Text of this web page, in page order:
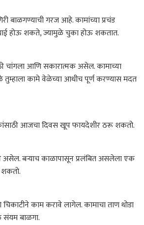
बाळगण्याची गरज आहे. कामांच्या प्रचंड
होऊ शकते, ज्यामुळे चुका होऊ शकतात.
चांगला आणि सकारात्मक असेल. कामाच्या
तुम्हाला कामे वेळेच्या आधीच पूर्ण करण्यास मदत
आजचा दिवस खूप फायदेशीर ठरू शकतो.
बऱ्याच काळापासून प्रलंबित असलेला एक
काम करावे लागेल. कामाचा ताण थोडा
बाळगा.